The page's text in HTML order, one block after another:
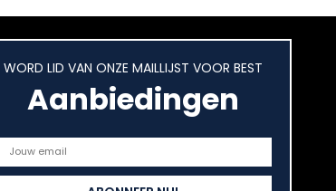
WORD LID VAN ONZE MAILLIJST VOOR BEST
Aanbiedingen